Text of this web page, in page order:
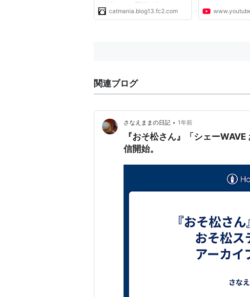
蒼穹のファフナー EXODUS（ジェレミー
おそ松さん（トト子）
機動戦士ガンダムAGE MEMORY OF
劇場版ハヤテのごとく！ HEAVEN IS A
劇場版マクロスF 虚空歌姫 〜イツワリ
劇場版マクロスF 恋離飛翼〜サヨナラノ
Canvas3 〜淡色のパステル〜（千種菜々
斬撃のREGINLEIV（フレイヤ）
英雄伝説 零の軌跡/英雄伝説 碧の軌跡（
エンド オブ エタニティ（リーンベル）
戦場のヴァルキュリア3（リエラ・マルセ
の続報です。 門脇舞以さんのサ
ークルで頒布予定の「ガールズフ
catmania.blog13.fc2.com
関連ブログ
さなえままの日記 • 1年前
『おそ松さん』「シェー
信開始。